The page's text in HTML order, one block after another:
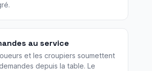
au service
et les croupiers soumettent
depuis la table. Le